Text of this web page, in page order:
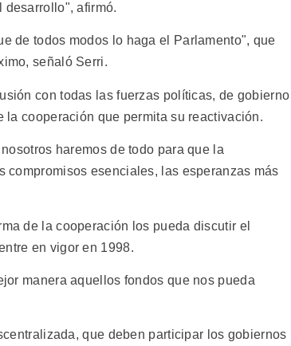
desarrollo", afirmó.
de todos modos lo haga el Parlamento", que
señaló Serri.
con todas las fuerzas políticas, de gobierno
cooperación que permita su reactivación.
haremos de todo para que la
esenciales, las esperanzas más
de la cooperación los pueda discutir el
en vigor en 1998.
manera aquellos fondos que nos pueda
que deben participar los gobiernos